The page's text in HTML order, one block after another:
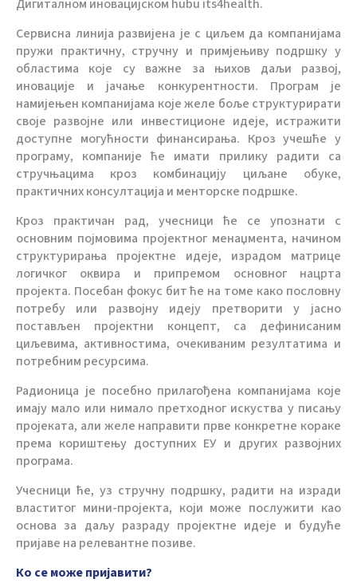
Дигиталном иновацијском hubu its4health.
Сервисна линија развијена је с циљем да компанијама
пружи практичну, стручну и примјењиву подршку у
областима које су важне за њихов даљи развој,
иновације и јачање конкурентности. Програм је
намијењен компанијама које желе боље структурирати
своје развојне или инвестиционе идеје, истражити
доступне могућности финансирања. Кроз учешће у
програму, компаније ће имати прилику радити са
стручњацима кроз комбинацију циљане обуке,
практичних консултација и менторске подршке.
Кроз практичан рад, учесници ће се упознати с
основним појмовима пројектног менаџмента, начином
структурирања пројектне идеје, израдом матрице
логичког оквира и припремом основног нацрта
пројекта. Посебан фокус бит ће на томе како пословну
потребу или развојну идеју претворити у јасно
постављен пројектни концепт, са дефинисаним
циљевима, активностима, очекиваним резултатима и
потребним ресурсима.
Радионица је посебно прилагођена компанијама које
имају мало или нимало претходног искуства у писању
пројеката, али желе направити прве конкретне кораке
према кориштењу доступних ЕУ и других развојних
програма.
Учесници ће, уз стручну подршку, радити на изради
властитог мини-пројекта, који може послужити као
основа за даљу разраду пројектне идеје и будуће
пријаве на релевантне позиве.
Ко се може пријавити?